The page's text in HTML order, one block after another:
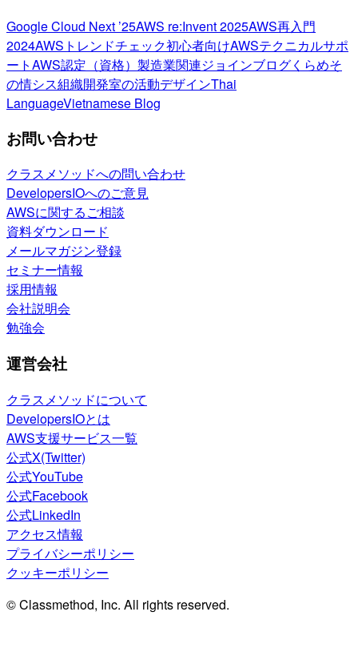
Google Cloud Next ’25AWS re:Invent 2025AWS再入門
2024AWSトレンドチェック初心者向けAWSテクニカルサポ
ートAWS認定（資格） 製造業関連ジョインブログくらめそ
の情シス組織開発室の活動デザインThai
LanguageVietnamese Blog
お問い合わせ
クラスメソッドへの問い合わせ
DevelopersIOへのご意見
AWSに関するご相談
資料ダウンロード
メールマガジン登録
セミナー情報
採用情報
会社説明会
勉強会
運営会社
クラスメソッドについて
DevelopersIOとは
AWS支援サービス一覧
公式X(Twitter)
公式YouTube
公式Facebook
公式LinkedIn
アクセス情報
プライバシーポリシー
クッキーポリシー
© Classmethod, Inc. All rights reserved.